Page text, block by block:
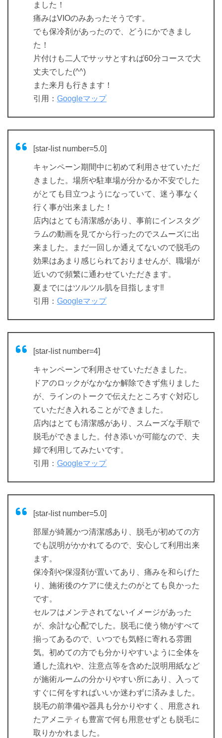
ました！
痛みはVIOのみあったそうです。
でも保冷剤があったので、どうにかできまし
た！
片付けも二人でサッサとすれば60分コースで大
丈夫でした(^^)
また来月も行きます！
引用： Googleマップ
[star-list number=5.0]
キャンペーン期間中に初めて利用させていただ
きました。場所や駐車場が分かるか不安でした
がとても目立つようになっていて、迷う事なく
行く事が出来ました！
店内はとても清潔感があり、事前にインスタグ
ラムの動画を見てから行ったのでスムーズに出
来ました。まだ一回しか通えてないので脱毛の
効果はあまり感じられておりませんが、職場が
近いので頻繁に通わせていただきます。
夏までにはツルツル肌を目指します‼︎
引用： Googleマップ
[star-list number=4]
キャンペーンで利用させていただきました。
ドアのロックがなかなか解除できず焦りました
が、ラインのトークで伝えたところすぐ対応し
ていただき入れることができました。
店内はとても清潔感があり、スムーズな手順で
脱毛ができました。付き添いが可能なので、夫
婦で利用してみたいです。
引用： Googleマップ
[star-list number=5.0]
部屋が綺麗かつ清潔感あり、脱毛が初めての方
でも説明がかかれてるので、安心して利用出来
ます。
保冷剤や保湿剤が置いてあり、痛みを和らげた
り、施術後のケアに使えたのがとても良かった
です。
セルフはメンテされてないイメージがあった
が、余計な心配でした。脱毛に使う物がすべて
揃ってあるので、いつでも気軽に寄れる雰囲
気。初めての方でも分かりやすいように全体を
通した流れや、注意点等を含めた説明用紙など
が施術ルームの分かりやすい所にあり、入って
すぐに何をすればいいか迷わずに済みました。
脱毛の前準備や器具も分かりやすく、用意され
たアメニティも豊富で何も用意せずとも脱毛に
取りかかれました。